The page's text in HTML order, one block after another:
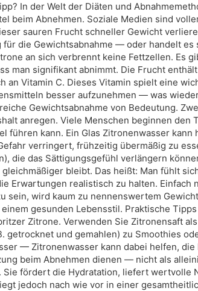
In der Welt der Diäten und
beim Abnehmen. Soziale Medien sind
sauren Frucht schneller Gewicht
die Gewichtsabnahme — oder handelt es
an sich verbrennt keine Fettzellen. Es
man signifikant abnimmt. Die Frucht
Vitamin C. Dieses Vitamin spielt eine
besser aufzunehmen — was
Gewichtsabnahme von Bedeutung.
anregen. Viele Menschen beginnen den
kann. Ein Glas Zitronenwasser
verringert, frühzeitig übermäßig zu
die das Sättigungsgefühl verlängern
bleibt. Das heißt: Man fühlt
Erwartungen realistisch zu halten.
sein, wird kaum zu nennenswertem
gesunden Lebensstil. Praktische
Zitrone. Verwenden Sie Zitronensaft
getrocknet und gemahlen) zu Smoothies
— Zitronenwasser kann dabei helfen,
beim Abnehmen dienen — nicht als
fördert die Hydratation, liefert wertvolle
jedoch nach wie vor in einer